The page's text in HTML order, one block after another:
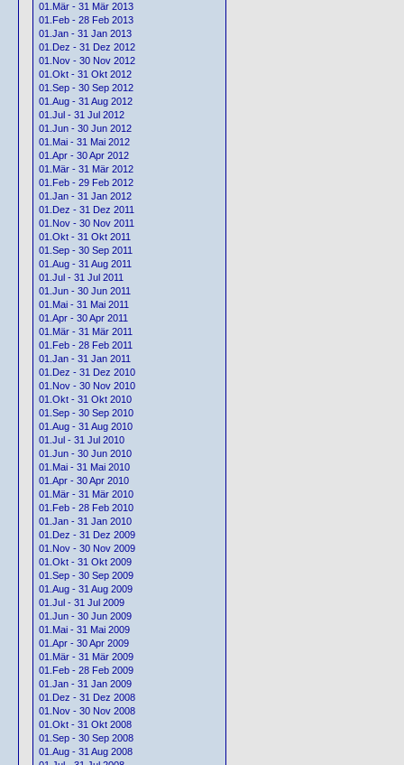
01.Mär - 31 Mär 2013
01.Feb - 28 Feb 2013
01.Jan - 31 Jan 2013
01.Dez - 31 Dez 2012
01.Nov - 30 Nov 2012
01.Okt - 31 Okt 2012
01.Sep - 30 Sep 2012
01.Aug - 31 Aug 2012
01.Jul - 31 Jul 2012
01.Jun - 30 Jun 2012
01.Mai - 31 Mai 2012
01.Apr - 30 Apr 2012
01.Mär - 31 Mär 2012
01.Feb - 29 Feb 2012
01.Jan - 31 Jan 2012
01.Dez - 31 Dez 2011
01.Nov - 30 Nov 2011
01.Okt - 31 Okt 2011
01.Sep - 30 Sep 2011
01.Aug - 31 Aug 2011
01.Jul - 31 Jul 2011
01.Jun - 30 Jun 2011
01.Mai - 31 Mai 2011
01.Apr - 30 Apr 2011
01.Mär - 31 Mär 2011
01.Feb - 28 Feb 2011
01.Jan - 31 Jan 2011
01.Dez - 31 Dez 2010
01.Nov - 30 Nov 2010
01.Okt - 31 Okt 2010
01.Sep - 30 Sep 2010
01.Aug - 31 Aug 2010
01.Jul - 31 Jul 2010
01.Jun - 30 Jun 2010
01.Mai - 31 Mai 2010
01.Apr - 30 Apr 2010
01.Mär - 31 Mär 2010
01.Feb - 28 Feb 2010
01.Jan - 31 Jan 2010
01.Dez - 31 Dez 2009
01.Nov - 30 Nov 2009
01.Okt - 31 Okt 2009
01.Sep - 30 Sep 2009
01.Aug - 31 Aug 2009
01.Jul - 31 Jul 2009
01.Jun - 30 Jun 2009
01.Mai - 31 Mai 2009
01.Apr - 30 Apr 2009
01.Mär - 31 Mär 2009
01.Feb - 28 Feb 2009
01.Jan - 31 Jan 2009
01.Dez - 31 Dez 2008
01.Nov - 30 Nov 2008
01.Okt - 31 Okt 2008
01.Sep - 30 Sep 2008
01.Aug - 31 Aug 2008